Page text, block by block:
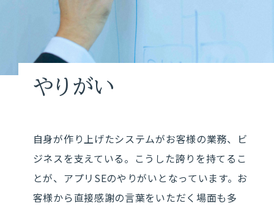
やりがい
自身が作り上げたシステムがお客様の業務、ビ
ジネスを支えている。こうした誇りを持てるこ
とが、アプリSEのやりがいとなっています。お
客様から直接感謝の言葉をいただく場面も多